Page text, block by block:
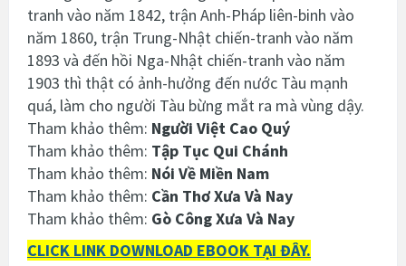
tranh vào năm 1842, trận Anh-Pháp liên-binh vào
năm 1860, trận Trung-Nhật chiến-tranh vào năm
1893 và đến hồi Nga-Nhật chiến-tranh vào năm
1903 thì thật có ảnh-hưởng đến nước Tàu mạnh
quá, làm cho người Tàu bừng mắt ra mà vùng dậy.
Tham khảo thêm: Người Việt Cao Quý
Tham khảo thêm: Tập Tục Qui Chánh
Tham khảo thêm: Nói Về Miền Nam
Tham khảo thêm: Cần Thơ Xưa Và Nay
Tham khảo thêm: Gò Công Xưa Và Nay
CLICK LINK DOWNLOAD EBOOK TẠI ĐÂY.